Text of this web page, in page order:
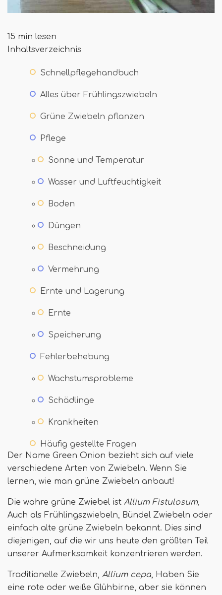
15 min lesen
Inhaltsverzeichnis
Schnellpflegehandbuch
Alles über Frühlingszwiebeln
Grüne Zwiebeln pflanzen
Pflege
Sonne und Temperatur
Wasser und Luftfeuchtigkeit
Boden
Düngen
Beschneidung
Vermehrung
Ernte und Lagerung
Ernte
Speicherung
Fehlerbehebung
Wachstumsprobleme
Schädlinge
Krankheiten
Häufig gestellte Fragen
Der Name Green Onion bezieht sich auf viele
verschiedene Arten von Zwiebeln. Wenn Sie
lernen, wie man grüne Zwiebeln anbaut!
Die wahre grüne Zwiebel ist Allium Fistulosum,
Auch als Frühlingszwiebeln, Bündel Zwiebeln oder
einfach alte grüne Zwiebeln bekannt. Dies sind
diejenigen, auf die wir uns heute den größten Teil
unserer Aufmerksamkeit konzentrieren werden.
Traditionelle Zwiebeln, Allium cepa, Haben Sie
eine rote oder weiße Glühbirne, aber sie können